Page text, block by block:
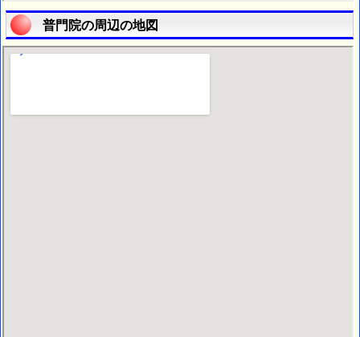
普門院の周辺の地図